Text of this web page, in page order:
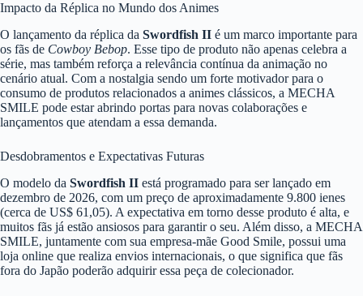
Impacto da Réplica no Mundo dos Animes
O lançamento da réplica da Swordfish II é um marco importante para
os fãs de Cowboy Bebop. Esse tipo de produto não apenas celebra a
série, mas também reforça a relevância contínua da animação no
cenário atual. Com a nostalgia sendo um forte motivador para o
consumo de produtos relacionados a animes clássicos, a MECHA
SMILE pode estar abrindo portas para novas colaborações e
lançamentos que atendam a essa demanda.
Desdobramentos e Expectativas Futuras
O modelo da Swordfish II está programado para ser lançado em
dezembro de 2026, com um preço de aproximadamente 9.800 ienes
(cerca de US$ 61,05). A expectativa em torno desse produto é alta, e
muitos fãs já estão ansiosos para garantir o seu. Além disso, a MECHA
SMILE, juntamente com sua empresa-mãe Good Smile, possui uma
loja online que realiza envios internacionais, o que significa que fãs
fora do Japão poderão adquirir essa peça de colecionador.